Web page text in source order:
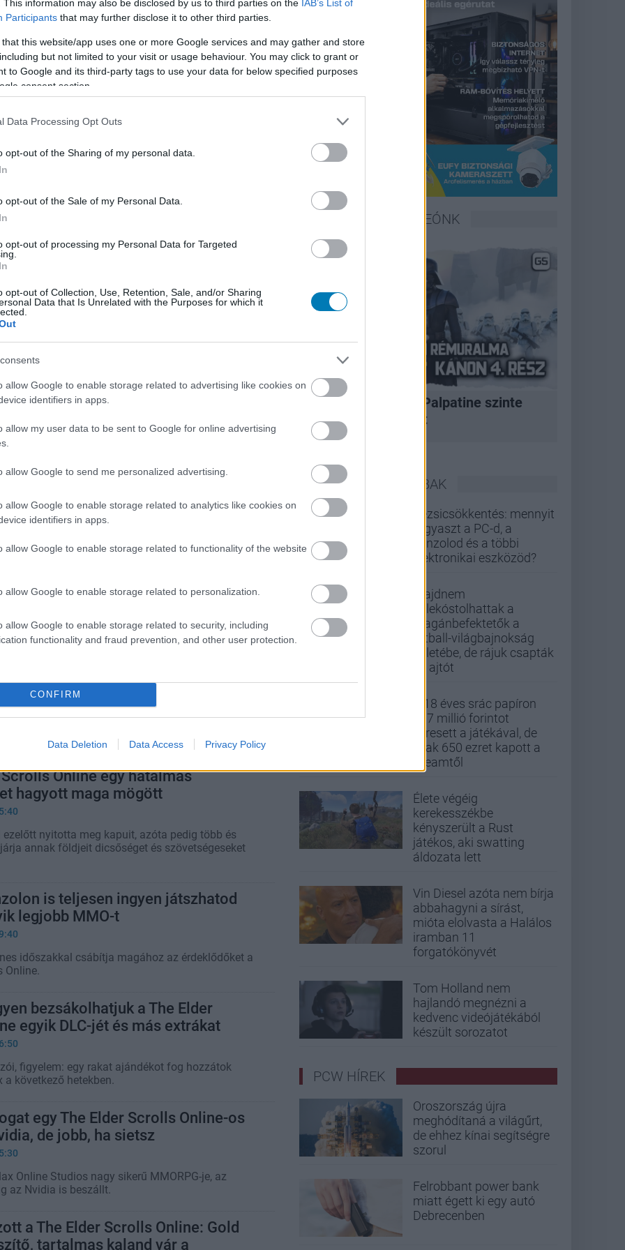
This information may also be disclosed by us to third parties on the IAB’s List of
Participants that may further disclose it to other third parties.
that this website/app uses one or more Google services and may gather and store
but not limited to your visit or usage behaviour. You may click to grant or
to Google and its third-party tags to use your data for below specified purposes
consent section.
Data Processing Opt Outs
opt-out of the Sharing of my personal data.
opt-out of the Sale of my Personal Data.
opt-out of processing my Personal Data for Targeted
opt-out of Collection, Use, Retention, Sale, and/or Sharing
Data that Is Unrelated with the Purposes for which it
allow Google to enable storage related to advertising like cookies on
identifiers in apps.
allow my user data to be sent to Google for online advertising
allow Google to send me personalized advertising.
allow Google to enable storage related to analytics like cookies on
identifiers in apps.
allow Google to enable storage related to functionality of the website
allow Google to enable storage related to personalization.
allow Google to enable storage related to security, including
functionality and fraud prevention, and other user protection.
CONFIRM
Data Deletion Data Access Privacy Policy
és a tartalmi folyamot érintő változások miatt
Az Elder Scrolls Online magyar
nem bocsátanak el
teljes marad és folytatják a munkát.
lehet a tiétek ingyen
előfizetést sem kell leszurkolnotok ahhoz,
Elder Scrolls Online gyűjteményt
miatt változik meg a The Elder
a közösségnek aggályai
sokan közben azt se tudják, hogy
a rajongók füle mellett.
fejlesztője
Online egy hatalmas
hagyott maga mögött
ezelőtt nyitotta meg kapuit, azóta pedig több és
annak földjeit dicsőséget és szövetségeseket
is teljesen ingyen játszhatod
legjobb MMO-t
időszakkal csábítja magához az érdeklődőket a
Online.
bezsákolhatjuk a The Elder
egyik DLC-jét és más extrákat
figyelem: egy rakat ajándékot fog hozzátok
következő hetekben.
egy The Elder Scrolls Online-os
de jobb, ha sietsz
Online Studios nagy sikerű MMORPG-je, az
az Nvidia is beszállt.
a The Elder Scrolls Online: Gold
tartalmas kaland vár a
LEGFRISSEBB VIDEÓNK
A korszak, amikor Palpatine szinte
bármit megtehetett
LEGOLVASOTTABBAK
Rezsicsökkentés: mennyit
fogyaszt a PC-d, a
konzolod és a többi
elektronikai eszközöd?
Majdnem
belekóstolhattak a
magánbefektetők a
futball-világbajnokság
üzletébe, de rájuk csapták
az ajtót
A 18 éves srác papíron
437 millió forintot
keresett a játékával, de
csak 650 ezret kapott a
Steamtől
Élete végéig
kerekesszékbe
kényszerült a Rust
játékos, aki swatting
áldozata lett
Vin Diesel azóta nem bírja
abbahagyni a sírást,
mióta elolvasta a Halálos
iramban 11
forgatókönyvét
Tom Holland nem
hajlandó megnézni a
kedvenc videójátékából
készült sorozatot
PCW HÍREK
Oroszország újra
meghódítaná a világűrt,
de ehhez kínai segítségre
szorul
Felrobbant power bank
miatt égett ki egy autó
Debrecenben